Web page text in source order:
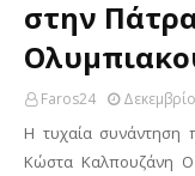
στην
Faros24
Η τυχαία συνάντηση
Κώστα Καλπουζάνη